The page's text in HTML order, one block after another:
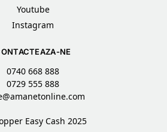
Youtube
Instagram
NE
0740 668 888
0729 555 888
Easy Cash 2025